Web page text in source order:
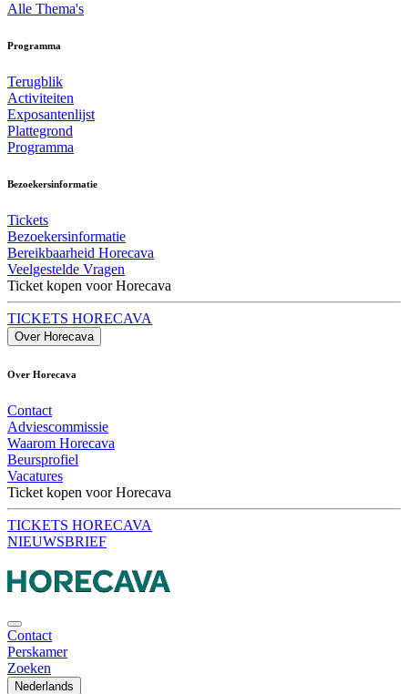
Alle Thema's
Programma
Terugblik
Activiteiten
Exposantenlijst
Plattegrond
Programma
Bezoekersinformatie
Tickets
Bezoekersinformatie
Bereikbaarheid Horecava
Veelgestelde Vragen
Ticket kopen voor Horecava
TICKETS HORECAVA
Over Horecava
Over Horecava
Contact
Adviescommissie
Waarom Horecava
Beursprofiel
Vacatures
Ticket kopen voor Horecava
TICKETS HORECAVA
NIEUWSBRIEF
Contact
Perskamer
Zoeken
Nederlands